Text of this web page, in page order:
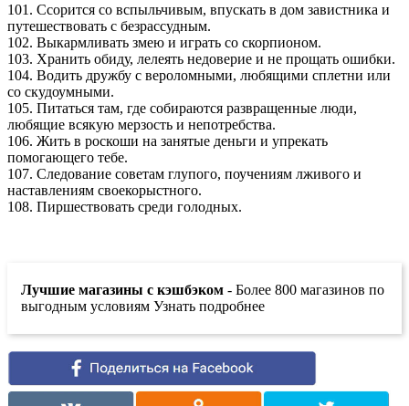
101. Ссорится со вспыльчивым, впускать в дом завистника и
путешествовать с безрассудным.
102. Выкармливать змею и играть со скорпионом.
103. Хранить обиду, лелеять недоверие и не прощать ошибки.
104. Водить дружбу с вероломными, любящими сплетни или
со скудоумными.
105. Питаться там, где собираются развращенные люди,
любящие всякую мерзость и непотребства.
106. Жить в роскоши на занятые деньги и упрекать
помогающего тебе.
107. Следование советам глупого, поучениям лживого и
наставлениям своекорыстного.
108. Пиршествовать среди голодных.
Лучшие магазины с кэшбэком - Более 800 магазинов по
выгодным условиям Узнать подробнее